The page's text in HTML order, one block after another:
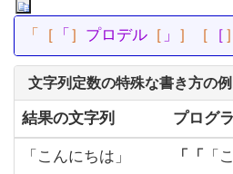
「 ［ 「 ］ プロデル［ 」 ］ ［ ［ ］
文字列定数の特殊な書き方の例
結果の文字列 プログ
「こんにちは」 「「 「